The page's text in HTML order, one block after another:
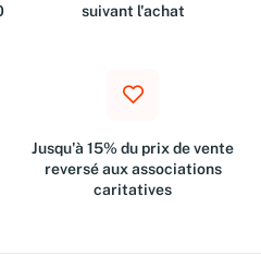
suivant l'achat
Jusqu'à 15% du prix de vente
reversé aux associations
caritatives